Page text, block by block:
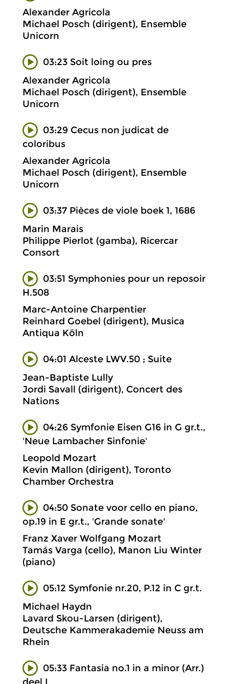
Alexander Agricola
Michael Posch (dirigent), Ensemble
Unicorn
03:23 Soit loing ou pres
Alexander Agricola
Michael Posch (dirigent), Ensemble
Unicorn
03:29 Cecus non judicat de
coloribus
Alexander Agricola
Michael Posch (dirigent), Ensemble
Unicorn
03:37 Pièces de viole boek 1, 1686
Marin Marais
Philippe Pierlot (gamba), Ricercar
Consort
03:51 Symphonies pour un reposoir
H.508
Marc-Antoine Charpentier
Reinhard Goebel (dirigent), Musica
Antiqua Köln
04:01 Alceste LWV.50 ; Suite
Jean-Baptiste Lully
Jordi Savall (dirigent), Concert des
Nations
04:26 Symfonie Eisen G16 in G gr.t.,
'Neue Lambacher Sinfonie'
Leopold Mozart
Kevin Mallon (dirigent), Toronto
Chamber Orchestra
04:50 Sonate voor cello en piano,
op.19 in E gr.t., 'Grande sonate'
Franz Xaver Wolfgang Mozart
Tamás Varga (cello), Manon Liu Winter
(piano)
05:12 Symfonie nr.20, P.12 in C gr.t.
Michael Haydn
Lavard Skou-Larsen (dirigent),
Deutsche Kammerakademie Neuss am
Rhein
05:33 Fantasia no.1 in a minor (Arr.)